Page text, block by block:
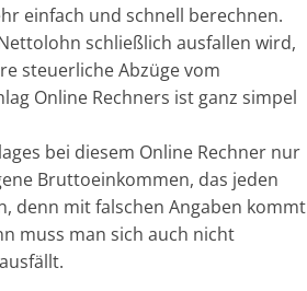
einfach und schnell berechnen.
schließlich ausfallen wird,
steuerliche Abzüge vom
Online Rechners ist ganz simpel
bei diesem Online Rechner nur
Bruttoeinkommen, das jeden
denn mit falschen Angaben kommt
muss man sich auch nicht